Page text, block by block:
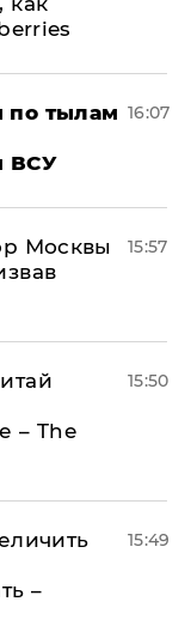
по тылам
ВСУ
16:07
Москвы
15:57
– The
15:50
–
15:49